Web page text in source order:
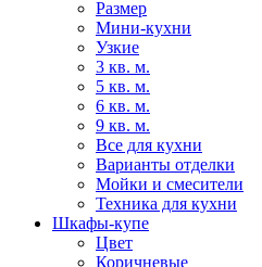
Размер
Мини-кухни
Узкие
3 кв. м.
5 кв. м.
6 кв. м.
9 кв. м.
Все для кухни
Варианты отделки
Мойки и смесители
Техника для кухни
Шкафы-купе
Цвет
Коричневые